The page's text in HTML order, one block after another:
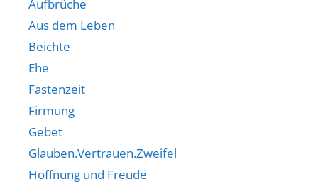
Aufbrüche
Aus dem Leben
Beichte
Ehe
Fastenzeit
Firmung
Gebet
Glauben.Vertrauen.Zweifel
Hoffnung und Freude